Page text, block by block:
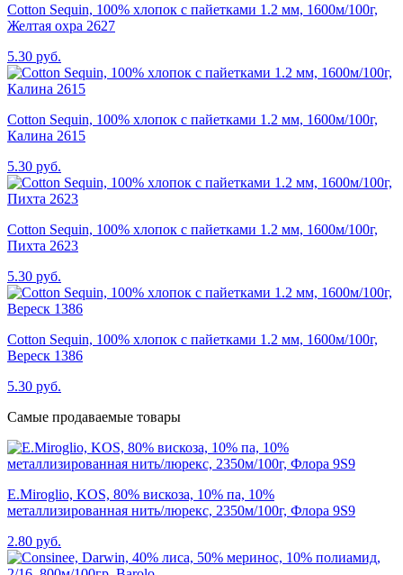
Cotton Sequin, 100% хлопок с пайетками 1.2 мм, 1600м/100г,
Желтая охра 2627
5.30 руб.
Cotton Sequin, 100% хлопок с пайетками 1.2 мм, 1600м/100г,
Калина 2615
5.30 руб.
Cotton Sequin, 100% хлопок с пайетками 1.2 мм, 1600м/100г,
Пихта 2623
5.30 руб.
Cotton Sequin, 100% хлопок с пайетками 1.2 мм, 1600м/100г,
Вереск 1386
5.30 руб.
Самые продаваемые товары
E.Miroglio, KOS, 80% вискоза, 10% па, 10%
металлизированная нить/люрекс, 2350м/100г, Флора 9S9
2.80 руб.